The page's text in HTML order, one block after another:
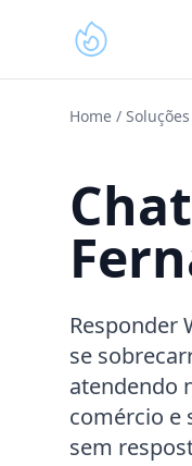
Home / Soluções
Responder
se
atendendo
comércio e
sem